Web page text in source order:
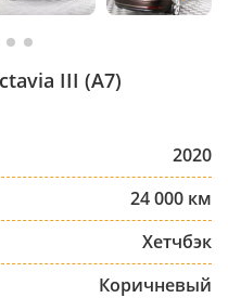
III (A7)
2020
24 000 км
Хетчбэк
Коричневый